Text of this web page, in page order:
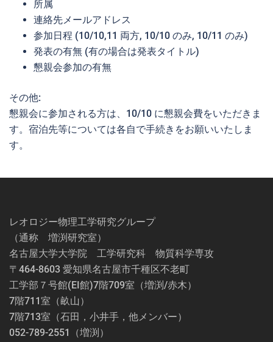
所属
連絡先メールアドレス
参加日程 (10/10,11 両方, 10/10 のみ, 10/11 のみ)
発表の有無 (有の場合は発表タイトル)
懇親会参加の有無
その他:
懇親会に参加される方は、10/10 に懇親会費をいただきま
す。宿泊先等については各自で手続きをお願いいたしま
す。
レオロジー物理工学研究グループ
（通称 増渕研究室）
名古屋大学大学院 工学研究科 物質科学専攻
〒464-8603 愛知県名古屋市千種区不老町
工学部７号館(EI館)7階709室（増渕/赤木）
7階711室（畝山）
7階713室（石田，小井手，他メンバー）
052-789-2551（増渕）